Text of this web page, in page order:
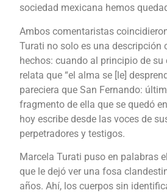
sociedad mexicana hemos
Ambos comentaristas
Turati no solo es una descripción
hechos: cuando al principio de su
relata que “el alma se [le]
pareciera que San Fernando:
fragmento de ella que se quedó
hoy escribe desde las voces de
perpetradores y testigos.
Marcela Turati puso en palabras
que le dejó ver una fosa
años. Ahí, los cuerpos sin